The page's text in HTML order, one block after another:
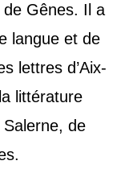
Gênes. Il a
langue et de
lettres d’Aix-
littérature
de